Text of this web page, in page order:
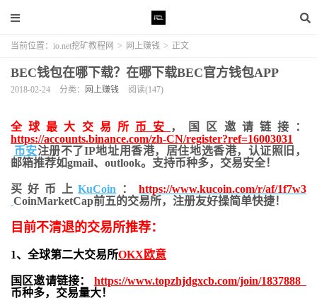
当前位置： io.net挖矿教程网 > 网上赚钱 > 正文
BEC钱包在哪下载？在哪下载BEC官方钱包APP
2018-02-24 分类： 网上赚钱 阅读(147)
全球最大交易所 币安
，国区邀请链接：
https://accounts.binance.com/zh-CN/register?ref=16003031
币安注册不了IP地址用香港，居住地选香港，认证照旧，
邮箱推荐如gmail、outlook。支持币种多，交易安全！
买好币上KuCoin ：https://www.kucoin.com/r/af/1f7w3
CoinMarketCap前五的交易所，注册友好操简单快捷！
目前不清退的交易所推荐：
1、全球第二大交易所OKX欧意
国区邀请链接： https://www.topzhjdgxcb.com/join/1837888
币种多，交易量大！